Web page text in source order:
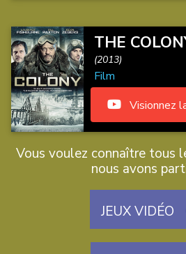
THE
(2013)
Film
Visionnez
Vous voulez connaître tous
nous avons
JEUX VIDÉO